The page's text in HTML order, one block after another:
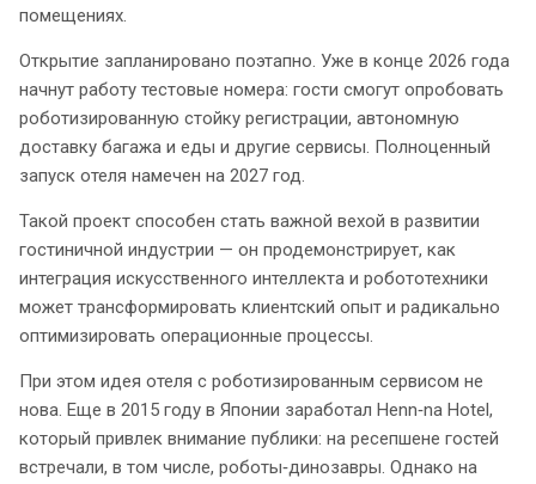
помещениях.
Открытие запланировано поэтапно. Уже в конце 2026 года
начнут работу тестовые номера: гости смогут опробовать
роботизированную стойку регистрации, автономную
доставку багажа и еды и другие сервисы. Полноценный
запуск отеля намечен на 2027 год.
Такой проект способен стать важной вехой в развитии
гостиничной индустрии — он продемонстрирует, как
интеграция искусственного интеллекта и робототехники
может трансформировать клиентский опыт и радикально
оптимизировать операционные процессы.
При этом идея отеля с роботизированным сервисом не
нова. Еще в 2015 году в Японии заработал Henn‑na Hotel,
который привлек внимание публики: на ресепшене гостей
встречали, в том числе, роботы‑динозавры. Однако на